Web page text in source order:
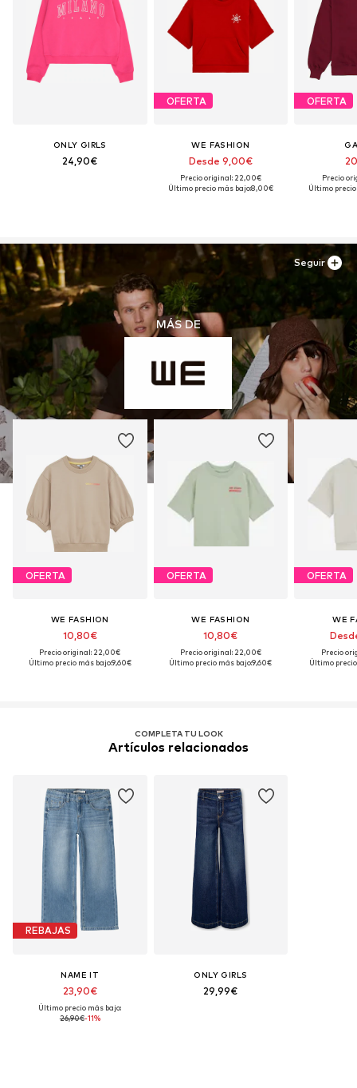
ONLY GIRLS
24,90€
OFERTA
WE FASHION
Desde 9,00€
Precio original: 22,00€
Último precio más bajo:8,00€
OFERTA
Precio
Último precio
MÁS DE
OFERTA
WE FASHION
10,80€
Precio original: 22,00€
Último precio más bajo:9,60€
OFERTA
WE FASHION
10,80€
Precio original: 22,00€
Último precio más bajo:9,60€
OFERTA
WE
Precio
Último
Seguir
COMPLETA TU LOOK
Artículos relacionados
REBAJAS
NAME IT
23,90€
Último precio más bajo:
26,90€-11%
ONLY GIRLS
29,99€